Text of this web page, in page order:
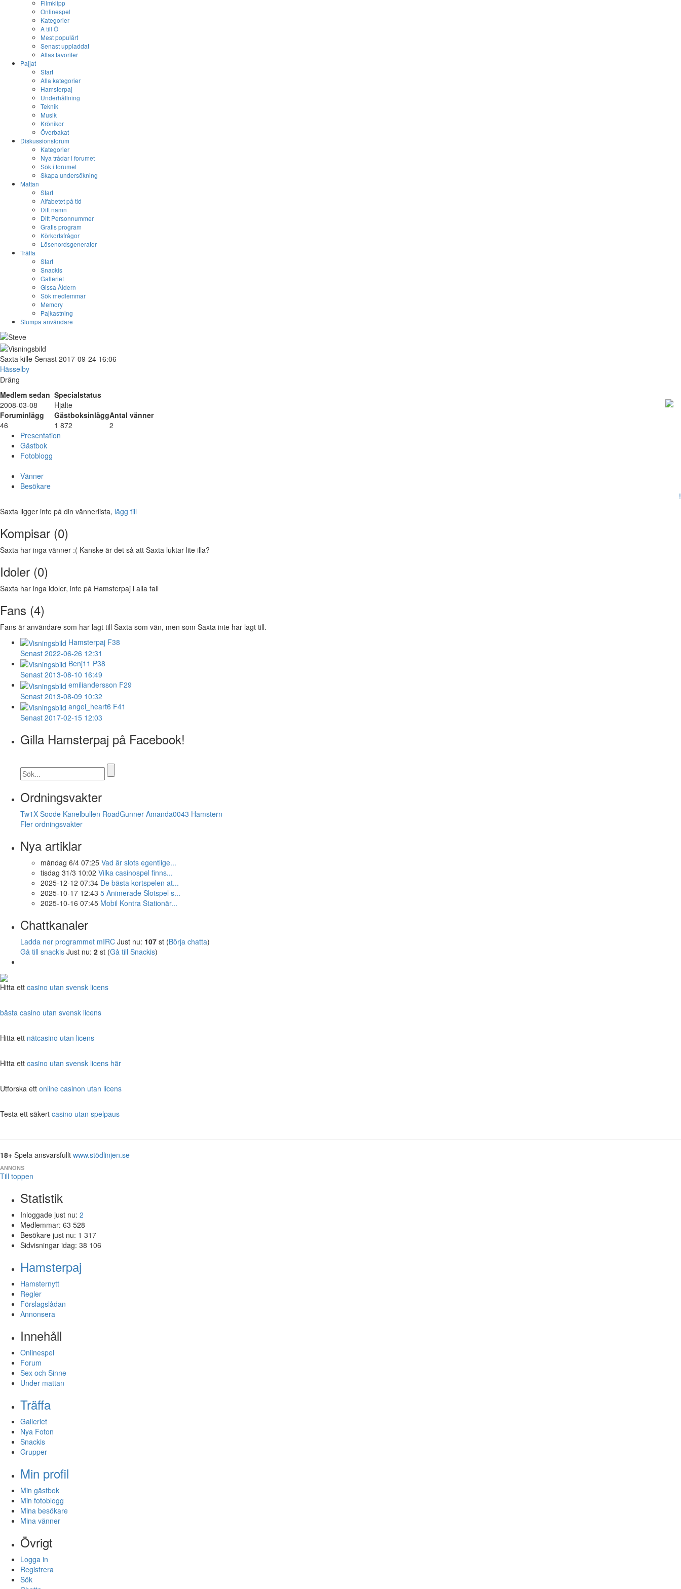
Filmklipp
Onlinespel
Kategorier
A till Ö
Mest populärt
Senast uppladdat
Allas favoriter
Pajjat
Start
Alla kategorier
Hamsterpaj
Underhållning
Teknik
Musik
Krönikor
Överbakat
Diskussionsforum
Kategorier
Nya trådar i forumet
Sök i forumet
Skapa undersökning
Mattan
Start
Alfabetet på tid
Ditt namn
Ditt Personnummer
Gratis program
Körkortsfrågor
Lösenordsgenerator
Träffa
Start
Snackis
Galleriet
Gissa Åldern
Sök medlemmar
Memory
Pajkastning
Slumpa användare
Saxta kille Senast 2017-09-24 16:06
Hässelby
Dräng
Medlem sedan Specialstatus
2008-03-08
Hjälte
Foruminlägg
GästboksinläggAntal vänner
46
1 872
2
Presentation
Gästbok
Fotoblogg
Vänner
Besökare
!
Saxta ligger inte på din vännerlista, lägg till
Kompisar (0)
Saxta har inga vänner :( Kanske är det så att Saxta luktar lite illa?
Idoler (0)
Saxta har inga idoler, inte på Hamsterpaj i alla fall
Fans (4)
Fans är användare som har lagt till Saxta som vän, men som Saxta inte har lagt till.
Hamsterpaj F38
Senast 2022-06-26 12:31
Benj11 P38
Senast 2013-08-10 16:49
emiliandersson F29
Senast 2013-08-09 10:32
angel_heart6 F41
Senast 2017-02-15 12:03
Gilla Hamsterpaj på Facebook!
Ordningsvakter
Tw1X Soode Kanelbullen RoadGunner Amanda0043 Hamstern
Fler ordningsvakter
Nya artiklar
måndag 6/4 07:25 Vad är slots egentlige...
tisdag 31/3 10:02 Vilka casinospel finns...
2025-12-12 07:34 De bästa kortspelen at...
2025-10-17 12:43 5 Animerade Slotspel s...
2025-10-16 07:45 Mobil Kontra Stationär...
Chattkanaler
Ladda ner programmet mIRC Just nu: 107 st (Börja chatta)
Gå till snackis Just nu: 2 st (Gå till Snackis)
Hitta ett casino utan svensk licens
bästa casino utan svensk licens
Hitta ett nätcasino utan licens
Hitta ett casino utan svensk licens här
Utforska ett online casinon utan licens
Testa ett säkert casino utan spelpaus
18+ Spela ansvarsfullt www.stödlinjen.se
ANNONS
Till toppen
Statistik
Inloggade just nu: 2
Medlemmar: 63 528
Besökare just nu: 1 317
Sidvisningar idag: 38 106
Hamsterpaj
Hamsternytt
Regler
Förslagslådan
Annonsera
Innehåll
Onlinespel
Forum
Sex och Sinne
Under mattan
Träffa
Galleriet
Nya Foton
Snackis
Grupper
Min profil
Min gästbok
Min fotoblogg
Mina besökare
Mina vänner
Övrigt
Logga in
Registrera
Sök